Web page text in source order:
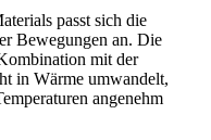
passt sich die
Bewegungen an. Die
mit der
in Wärme umwandelt,
angenehm